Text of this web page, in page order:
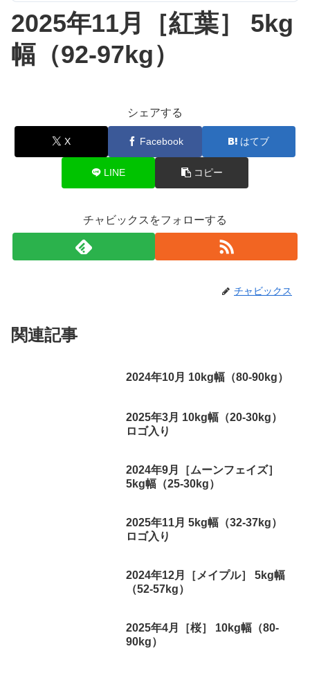
2025年11月［紅葉］ 5kg
幅（92-97kg）
シェアする
X Facebook はてブ
LINE コピー
チャビックスをフォローする
チャビックス
関連記事
2024年10月 10kg幅（80-90kg）
2025年3月 10kg幅（20-30kg）
ロゴ入り
2024年9月［ムーンフェイズ］
5kg幅（25-30kg）
2025年11月 5kg幅（32-37kg）
ロゴ入り
2024年12月［メイプル］ 5kg幅
（52-57kg）
2025年4月［桜］ 10kg幅（80-
90kg）